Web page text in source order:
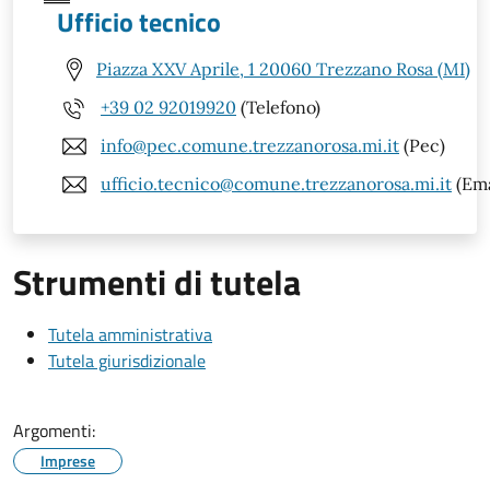
Ufficio tecnico
Piazza XXV Aprile, 1 20060 Trezzano Rosa (MI)
+39 02 92019920 (Telefono)
info@pec.comune.trezzanorosa.mi.it (Pec)
ufficio.tecnico@comune.trezzanorosa.mi.it
Strumenti di tutela
Tutela amministrativa
Tutela giurisdizionale
Argomenti:
Imprese